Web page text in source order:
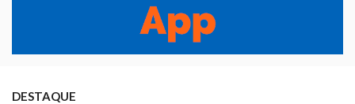
DESTAQUE